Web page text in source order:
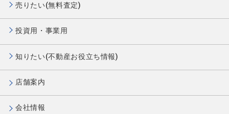
売りたい(無料査定)
投資用・事業用
知りたい(不動産お役立ち情報)
店舗案内
会社情報